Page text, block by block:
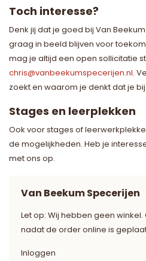
Toch interesse?
Denk jij dat je goed bij Van
graag in beeld blijven voor
mag je altijd een open sollicitatie
chris@vanbeekumspecerijen.nl.
zoekt en waarom je denkt dat je
Stages en leerplekken
Ook voor stages of
de mogelijkheden. Heb je
met ons op.
Van Beekum Specerijen
Let op: Wij hebben geen
nadat de order online is
Inloggen